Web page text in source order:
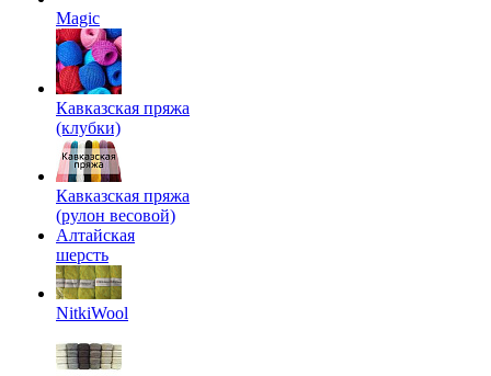
Magic
Кавказская пряжа
(клубки)
Кавказская пряжа
(рулон весовой)
Алтайская
шерсть
NitkiWool